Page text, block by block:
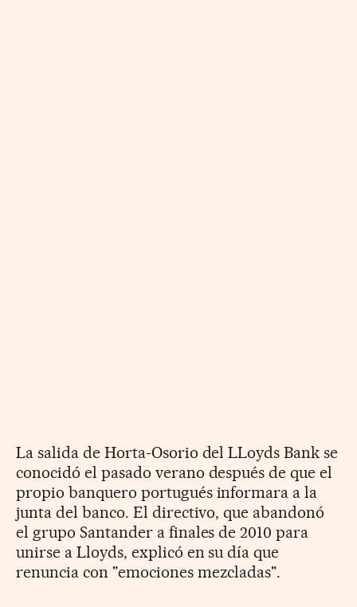
La salida de Horta-Osorio del LLoyds Bank se
conocidó el pasado verano después de que el
propio banquero portugués informara a la
junta del banco. El directivo, que abandonó
el grupo Santander a finales de 2010 para
unirse a Lloyds, explicó en su día que
renuncia con "emociones mezcladas".